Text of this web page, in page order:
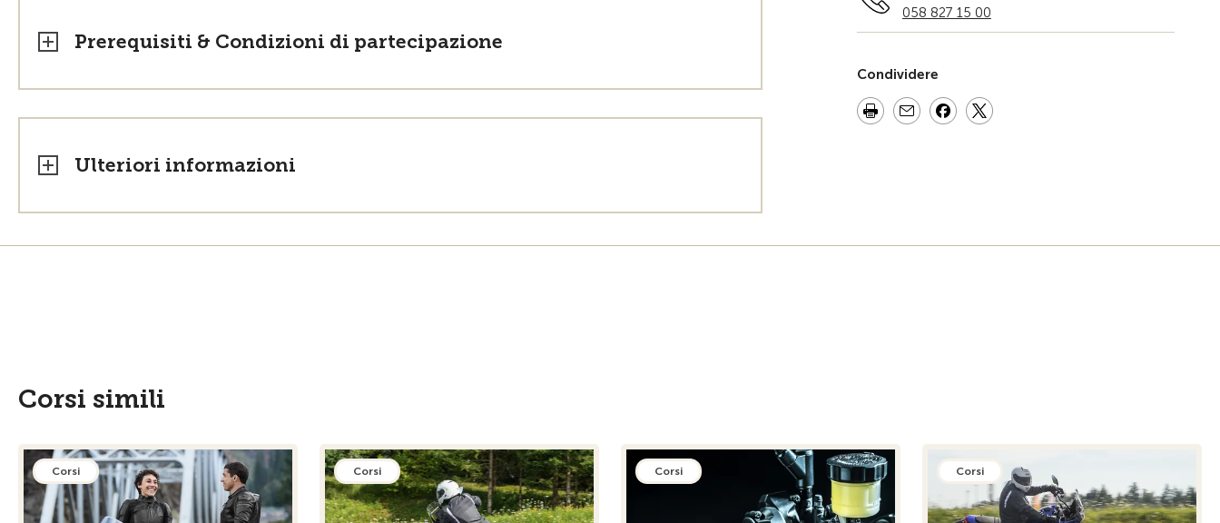
Prerequisiti & Condizioni di partecipazione
Ulteriori informazioni
058 827 15 00
Condividere
Corsi simili
Corsi Corsi Corsi Corsi